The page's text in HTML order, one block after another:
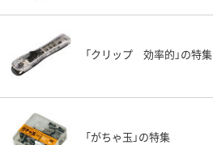
「クリップ 効率的」の特集
「がちゃ玉」の特集